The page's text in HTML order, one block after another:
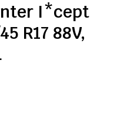
I*cept
R17 88V,